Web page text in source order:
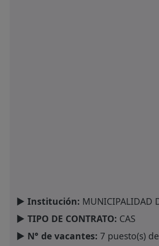
► Institución: MUNICIPALIDAD
► TIPO DE CONTRATO: CAS
► N° de vacantes: 7 puesto(s)